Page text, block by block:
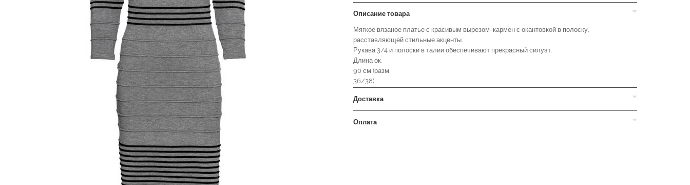
Описание товара
Мягкое вязаное платье с красивым вырезом-кармен с окантовкой в полоску,
расставляющей стильные акценты.
Рукава 3/4 и полоски в талии обеспечивают прекрасный силуэт.
Длина ок.
90 см (разм.
36/38).
Доставка
Оплата